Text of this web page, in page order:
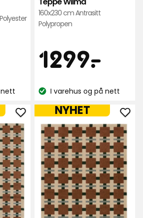
160x230 cm Antrasitt
Polypropen
Pris
1299-
.
kr
Lagerbalanse:
I varehus og på nett
Legg
til
Teppe
Susanna
i
favoritter
NYHET
til
i